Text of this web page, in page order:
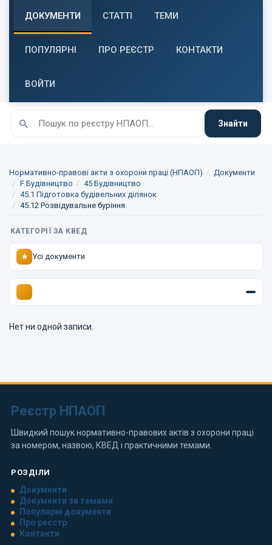
ДОКУМЕНТИ СТАТТІ ТЕМИ
ПОПУЛЯРНІ ПРО РЕЄСТР КОНТАКТИ
ВОЙТИ
Знайти
Нормативно-правові акти з охорони праці (НПАОП)
Документи
F Будівництво
45 Будівництво
45.1 Підготовка будівельних ділянок
45.12 Розвідувальне буріння
КАТЕГОРІЇ ЗА КВЕД
★ Усі документи
Нет ни одной записи.
Реєстр НПАОП
Швидкий пошук нормативно-правових актів з охорони праці
за номером, назвою, КВЕД і практичними темами.
РОЗДІЛИ
Документи
Документи за темами
Популярні документи
Про реєстр
Контакти